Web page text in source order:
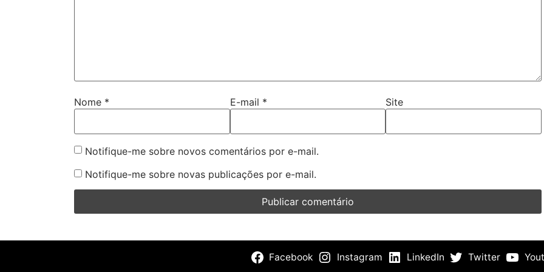
Nome * E-mail * Site
Notifique-me sobre novos comentários por e-mail.
Notifique-me sobre novas publicações por e-mail.
Facebook Instagram LinkedIn Twitter